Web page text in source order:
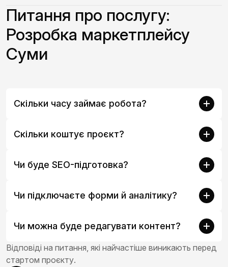
Питання про послугу:
Розробка маркетплейсу
Суми
Відповіді на питання, які найчастіше виникають перед
стартом проєкту.
Скільки часу займає робота?
Скільки коштує проєкт?
Чи буде SEO-підготовка?
Чи підключаєте форми й аналітику?
Чи можна буде редагувати контент?